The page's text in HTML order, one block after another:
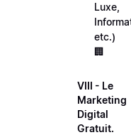
Luxe,
etc.)
🏢
VIII - Le
Marketing
Digital
Gratuit.